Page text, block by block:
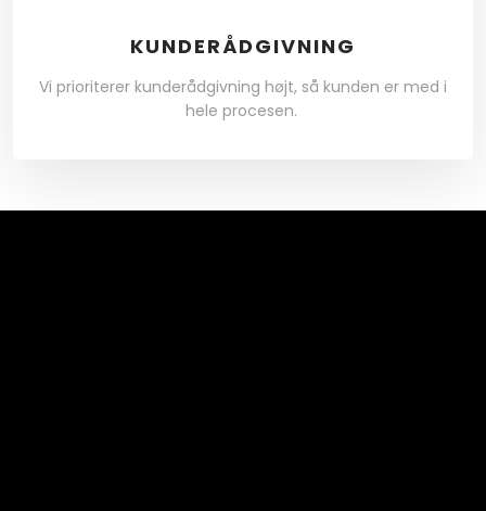
KUNDERÅDGIVNING​​
Vi prioriterer kunderådgivning højt, så kunden er med i
hele procesen.